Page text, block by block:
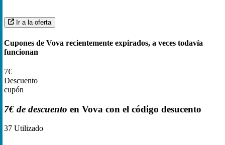
Ir a la oferta
Cupones de Vova recientemente expirados, a veces todavía
funcionan
7€
Descuento
cupón
7€ de descuento en Vova con el código desucento
37 Utilizado